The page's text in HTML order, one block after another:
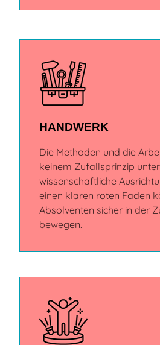
HANDWERK
Die Methoden und die
keinem Zufallsprinzip
wissenschaftliche
einen klaren roten Faden
Absolventen sicher in der
bewegen.